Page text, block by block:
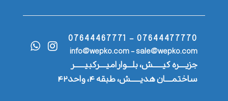
07644477770 - 07644467771
info@wepko.com - sale@wepko.com
جزیــــره کیــــــش، بلـــوار امیــــرکبیــــــر
ساختمــــان هدیــــــش، طبقه ۴، واحد۴۲